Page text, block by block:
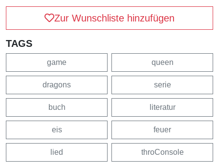
Zur Wunschliste hinzufügen
TAGS
game queen
dragons serie
buch literatur
eis feuer
lied throConsole